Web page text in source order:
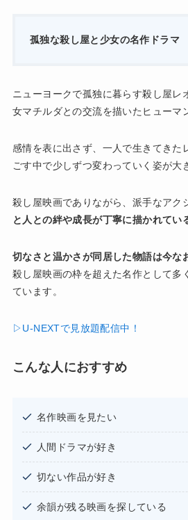
孤独な殺し屋と少女の名作ドラマ
ニューヨークで孤独に暮らす殺し屋レ
女マチルダとの交流を描いたヒューマ
感情を表に出さず、一人で生きてきた
ごす中で少しずつ変わっていく姿が大
殺し屋映画でありながら、派手なアク
と人との絆や成長が丁寧に描かれてい
切なさと温かさが同居した物語は今な
殺し屋映画の枠を超えた名作として多
ています。
▷U-NEXTで見放題配信中！
こんな人におすすめ
名作映画を見たい
人間ドラマが好き
切ない作品が好き
余韻が残る映画を探している